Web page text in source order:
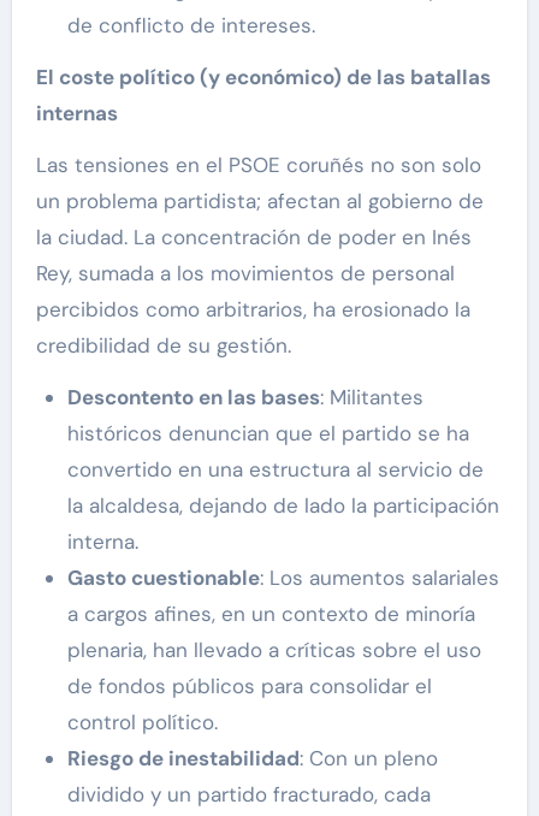
de conflicto de intereses.
El coste político (y económico) de las batallas
internas
Las tensiones en el PSOE coruñés no son solo
un problema partidista; afectan al gobierno de
la ciudad. La concentración de poder en Inés
Rey, sumada a los movimientos de personal
percibidos como arbitrarios, ha erosionado la
credibilidad de su gestión.
Descontento en las bases: Militantes
históricos denuncian que el partido se ha
convertido en una estructura al servicio de
la alcaldesa, dejando de lado la participación
interna.
Gasto cuestionable: Los aumentos salariales
a cargos afines, en un contexto de minoría
plenaria, han llevado a críticas sobre el uso
de fondos públicos para consolidar el
control político.
Riesgo de inestabilidad: Con un pleno
dividido y un partido fracturado, cada